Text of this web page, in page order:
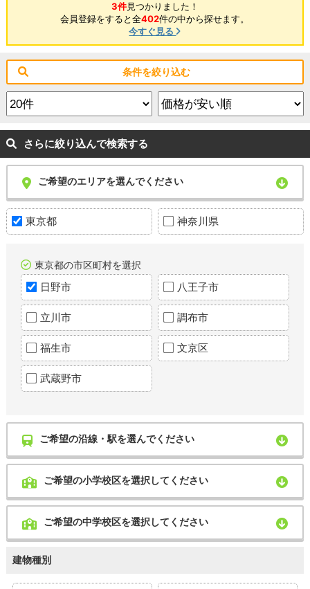
3件見つかりました！
会員登録をすると全402件の中から探せます。
今すぐ見る
条件を絞り込む
さらに絞り込んで検索する
ご希望のエリアを選んでください
東京都 神奈川県
東京都の市区町村を選択
日野市 八王子市
立川市 調布市
福生市 文京区
武蔵野市
ご希望の沿線・駅を選んでください
ご希望の小学校区を選択してください
ご希望の中学校区を選択してください
建物種別